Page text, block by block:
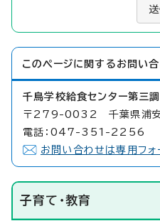
このページに関する お問い
千鳥学校給食センター第三
〒279-0032 千葉県浦
電話：047-351-2256
お問い合わせは専用フォ
子育て・教育